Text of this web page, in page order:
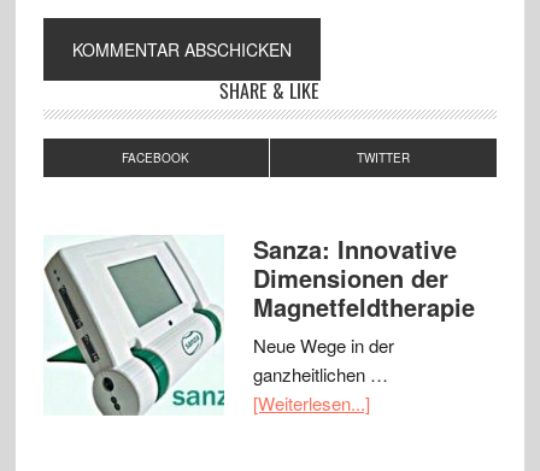
SHARE & LIKE
FACEBOOK TWITTER
Sanza: Innovative
Dimensionen der
Magnetfeldtherapie
Neue Wege in der
ganzheitlichen …
[Weiterlesen...]